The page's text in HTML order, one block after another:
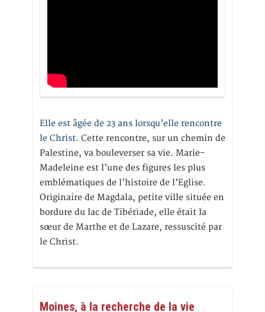
Elle est âgée de 23 ans lorsqu’elle rencontre
le Christ. Cette rencontre, sur un chemin de
Palestine, va bouleverser sa vie. Marie-
Madeleine est l’une des figures les plus
emblématiques de l’histoire de l’Eglise.
Originaire de Magdala, petite ville située en
bordure du lac de Tibériade, elle était la
sœur de Marthe et de Lazare, ressuscité par
le Christ.
Moines, à la recherche de la vie